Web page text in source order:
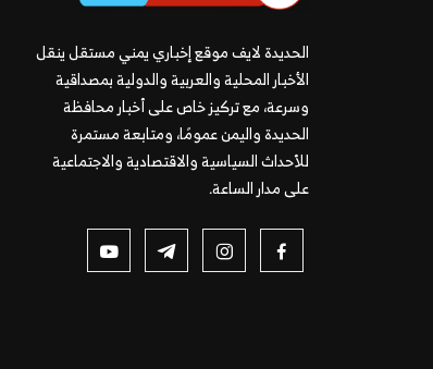
الحديدة لايف موقع إخباري يمني مستقل ينقل
الأخبار المحلية والعربية والدولية بمصداقية
وسرعة، مع تركيز خاص على أخبار محافظة
الحديدة واليمن عمومًا، ومتابعة مستمرة
للأحداث السياسية والاقتصادية والاجتماعية
على مدار الساعة.